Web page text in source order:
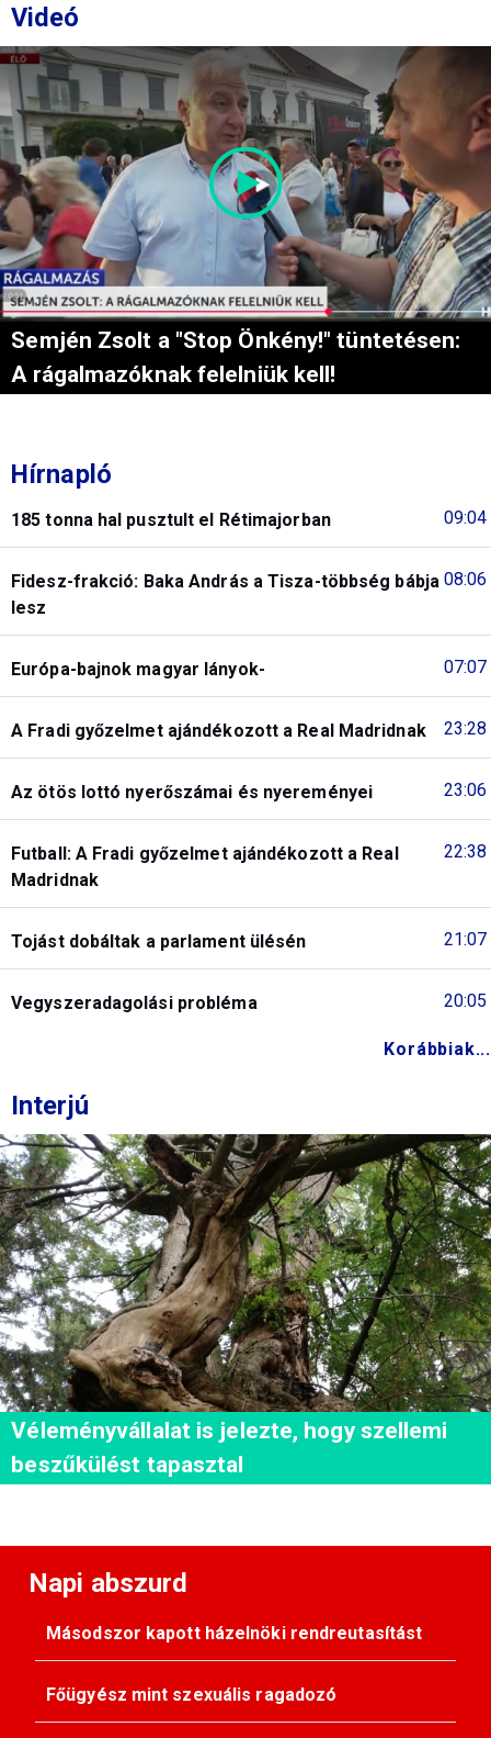
Videó
Semjén Zsolt a "Stop Önkény!" tüntetésen:
A rágalmazóknak felelniük kell!
Hírnapló
09:04
185 tonna hal pusztult el Rétimajorban
08:06
Fidesz-frakció: Baka András a Tisza-többség bábja
lesz
07:07
Európa-bajnok magyar lányok-
23:28
A Fradi győzelmet ajándékozott a Real Madridnak
23:06
Az ötös lottó nyerőszámai és nyereményei
22:38
Futball: A Fradi győzelmet ajándékozott a Real
Madridnak
21:07
Tojást dobáltak a parlament ülésén
20:05
Vegyszeradagolási probléma
Korábbiak...
Interjú
Véleményvállalat is jelezte, hogy szellemi
beszűkülést tapasztal
Napi abszurd
Másodszor kapott házelnöki rendreutasítást
Főügyész mint szexuális ragadozó